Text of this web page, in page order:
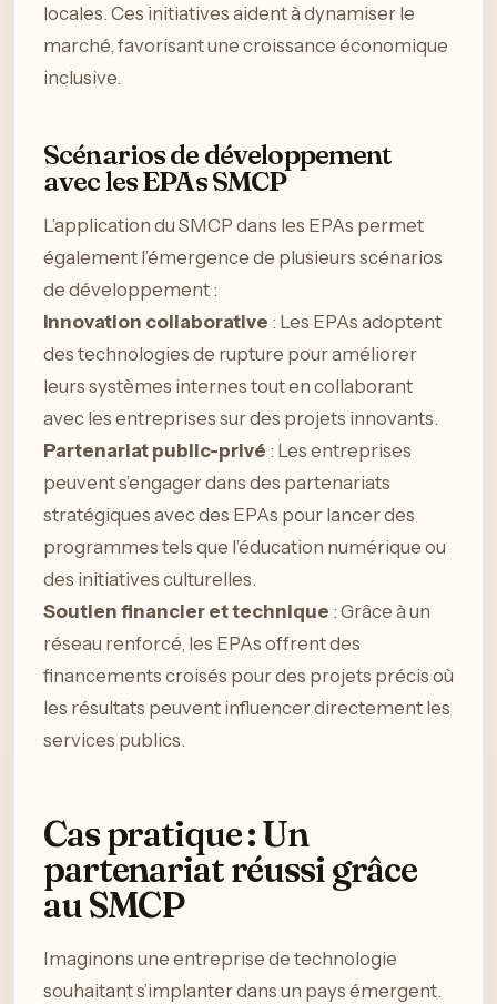
locales. Ces initiatives aident à dynamiser le
marché, favorisant une croissance économique
inclusive.
Scénarios de développement
avec les EPAs SMCP
L’application du SMCP dans les EPAs permet
également l’émergence de plusieurs scénarios
de développement :
Innovation collaborative : Les EPAs adoptent
des technologies de rupture pour améliorer
leurs systèmes internes tout en collaborant
avec les entreprises sur des projets innovants.
Partenariat public-privé : Les entreprises
peuvent s’engager dans des partenariats
stratégiques avec des EPAs pour lancer des
programmes tels que l’éducation numérique ou
des initiatives culturelles.
Soutien financier et technique : Grâce à un
réseau renforcé, les EPAs offrent des
financements croisés pour des projets précis où
les résultats peuvent influencer directement les
services publics.
Cas pratique : Un
partenariat réussi grâce
au SMCP
Imaginons une entreprise de technologie
souhaitant s’implanter dans un pays émergent.